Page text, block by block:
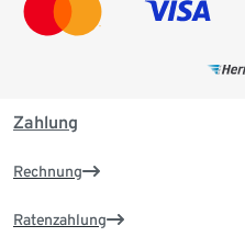
Zahlung
Rechnung
Ratenzahlung